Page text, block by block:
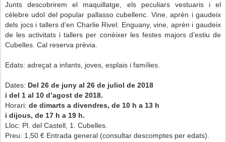
Junts descobrirem el maquillatge, els peculiars vestuaris i el
cèlebre udol del popular pallasso cubellenc. Vine, aprèn i gaudeix
dels jocs i tallers d’en Charlie Rivel. Enguany, vine, aprèn i gaudeix
de les activitats i tallers per conèixer les festes majors d’estiu de
Cubelles. Cal reserva prèvia.
Edats: adreçat a infants, joves, esplais i famílies.
Dates: Del 26 de juny al 26 de juliol de 2018
i del 1 al 10 d’agost de 2018.
Horari: de dimarts a divendres, de 10 h a 13 h
i dijous, de 17 h a 19 h.
Lloc: Pl. del Castell, 1. Cubelles.
Preu: 1,50 € Entrada general (consultar descomptes per edats).